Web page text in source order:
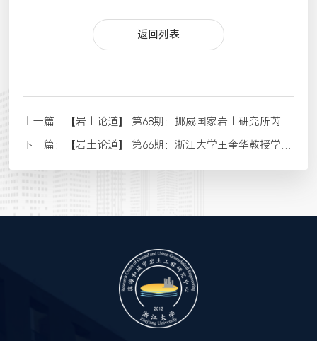
返回列表
上一篇：
【岩土论道】 第68期：挪威国家岩土研究所芮圣洁博士学术报告
下一篇：
【岩土论道】 第66期：浙江大学王奎华教授学术报告